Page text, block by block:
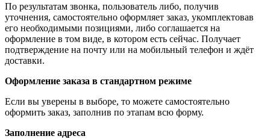
По результатам звонка, пользователь либо, получив
уточнения, самостоятельно оформляет заказ, укомплектовав
его необходимыми позициями, либо соглашается на
оформление в том виде, в котором есть сейчас. Получает
подтверждение на почту или на мобильный телефон и ждёт
доставки.
Оформление заказа в стандартном режиме
Если вы уверены в выборе, то можете самостоятельно
оформить заказ, заполнив по этапам всю форму.
Заполнение адреса